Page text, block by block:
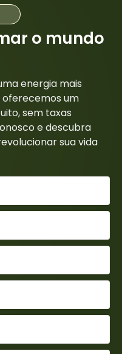
o mundo
energia mais
oferecemos um
sem taxas
e descubra
sua vida